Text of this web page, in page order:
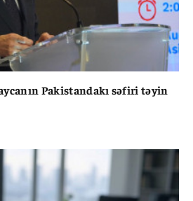
Pakistandakı səfiri təyin